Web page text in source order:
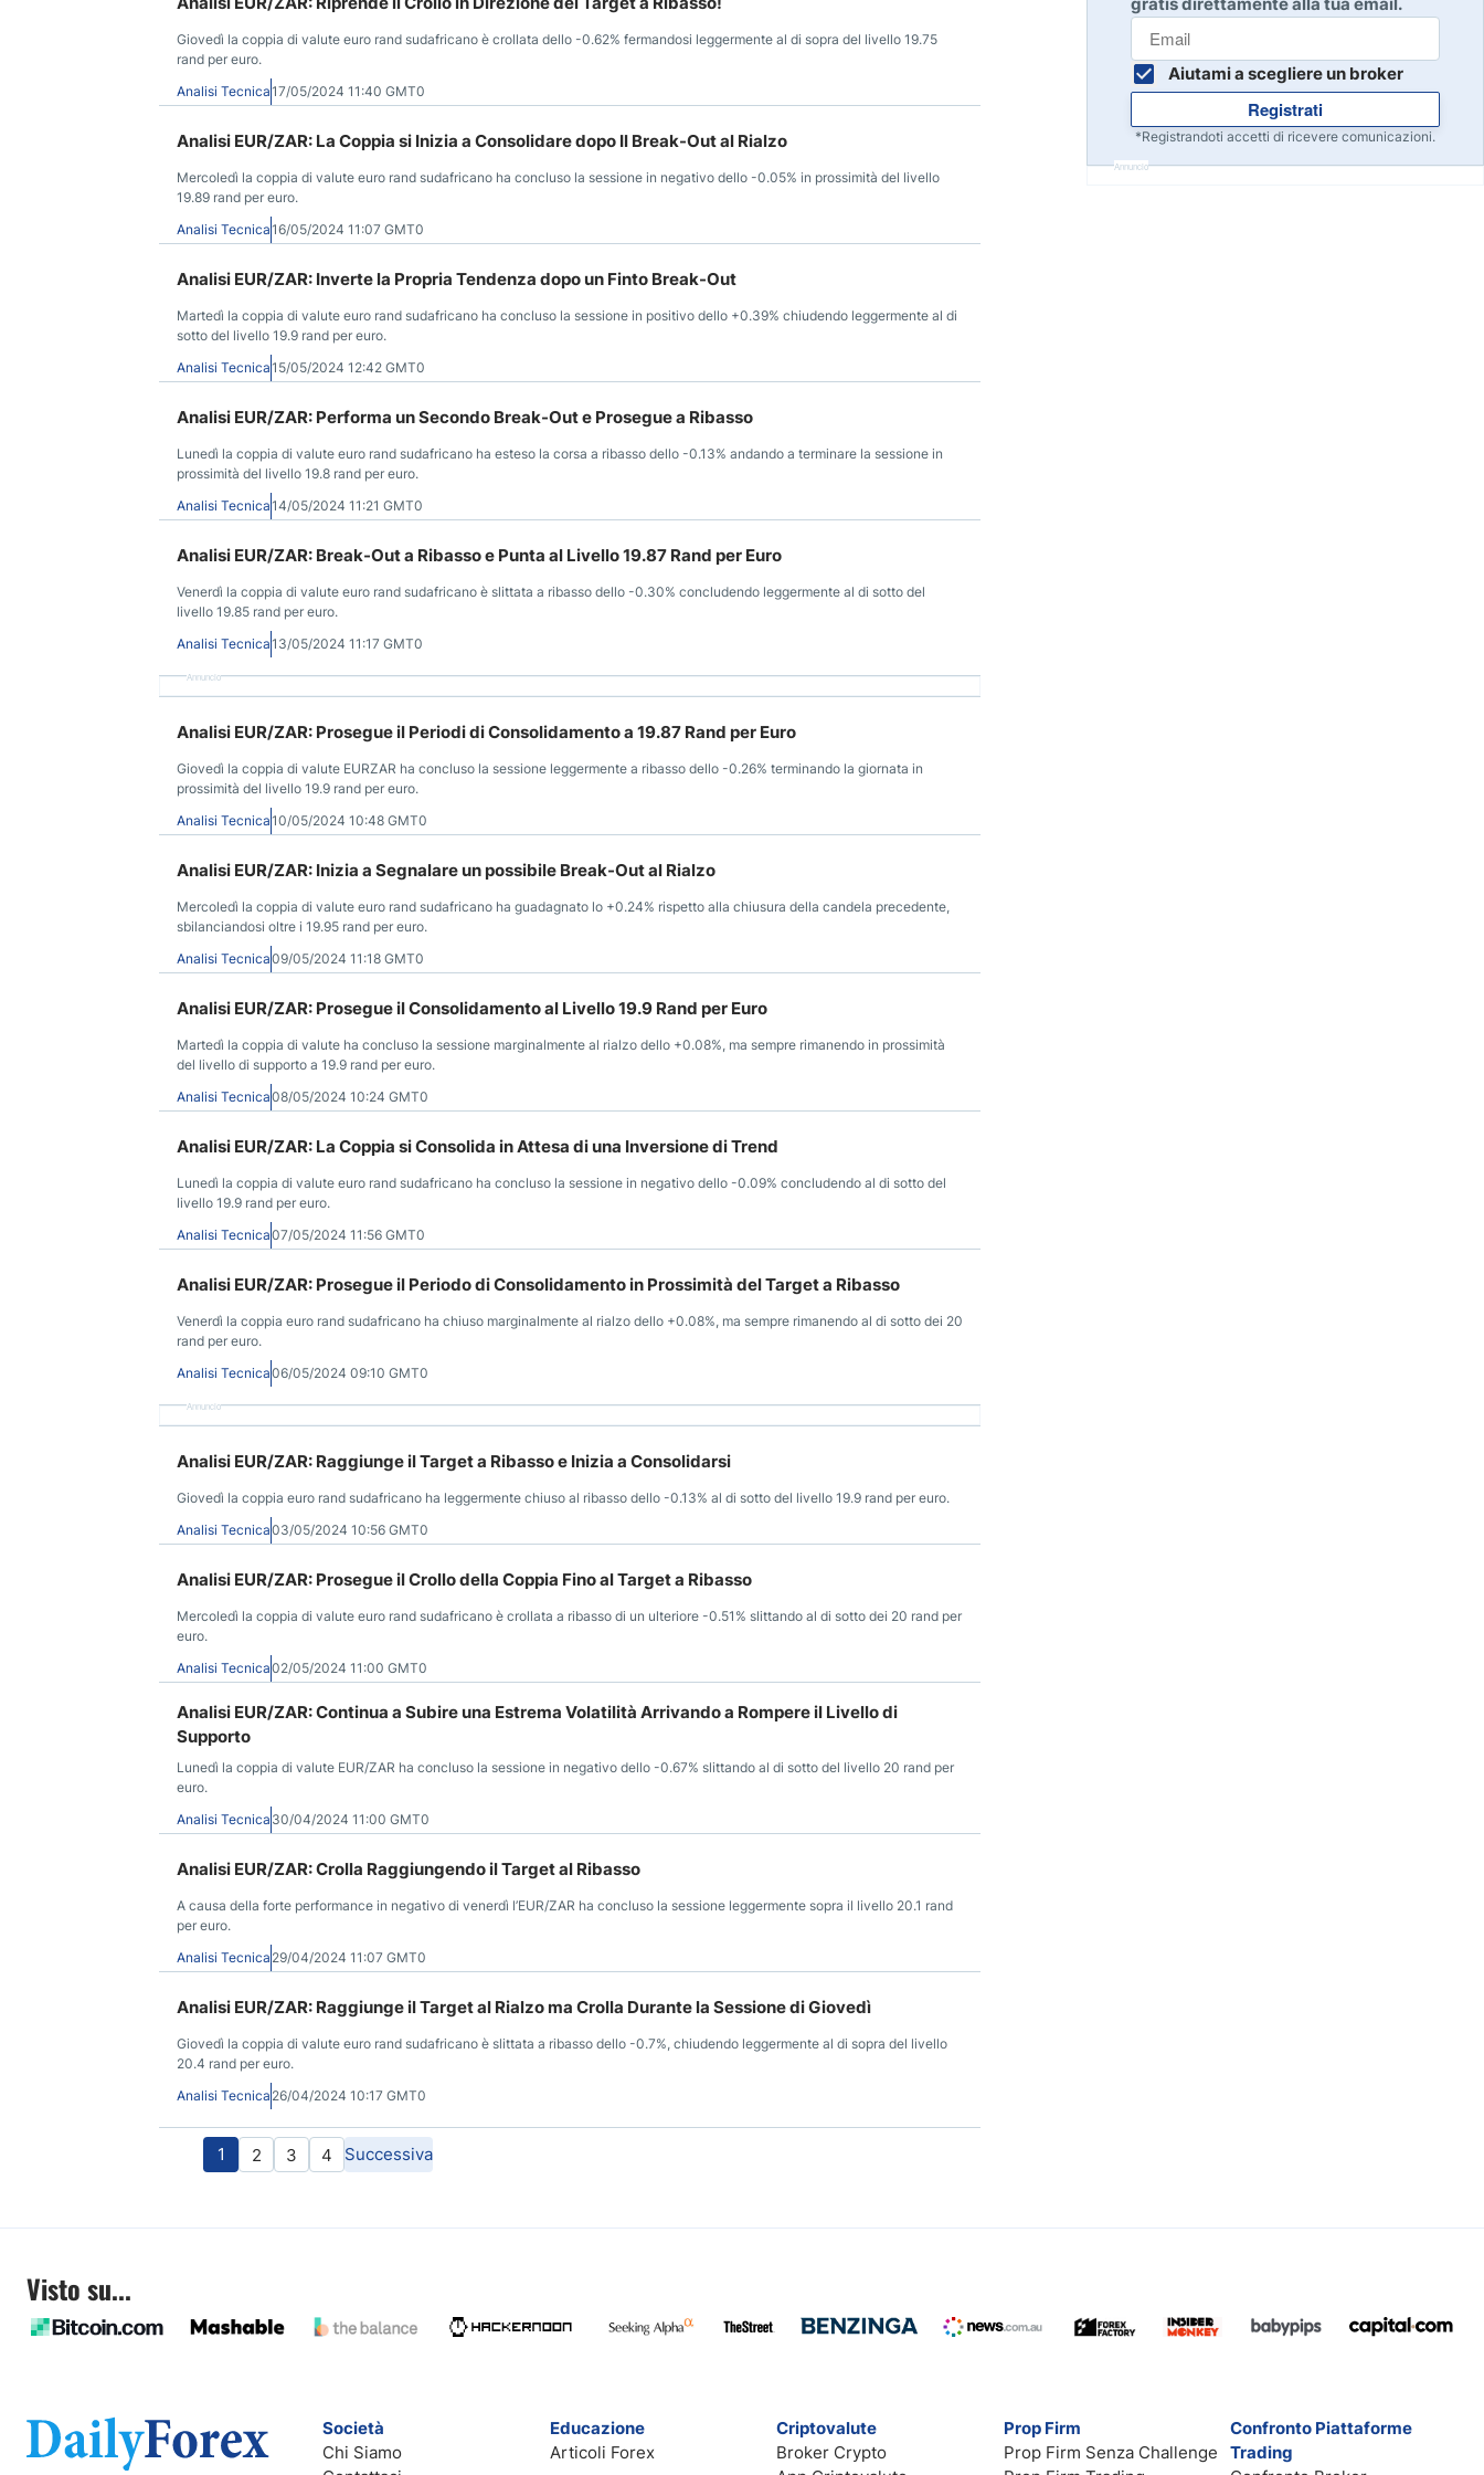
Giovedì la coppia di valute euro rand sudafricano è crollata dello -0.62% fermandosi leggermente al di sopra del livello 19.75
rand per euro.
Analisi Tecnica17/05/2024 11:40 GMT0
Analisi EUR/ZAR: La Coppia si Inizia a Consolidare dopo Il Break-Out al Rialzo
Mercoledì la coppia di valute euro rand sudafricano ha concluso la sessione in negativo dello -0.05% in prossimità del livello
19.89 rand per euro.
Analisi Tecnica16/05/2024 11:07 GMT0
Analisi EUR/ZAR: Inverte la Propria Tendenza dopo un Finto Break-Out
Martedì la coppia di valute euro rand sudafricano ha concluso la sessione in positivo dello +0.39% chiudendo leggermente al di
sotto del livello 19.9 rand per euro.
Analisi Tecnica15/05/2024 12:42 GMT0
Analisi EUR/ZAR: Performa un Secondo Break-Out e Prosegue a Ribasso
Lunedì la coppia di valute euro rand sudafricano ha esteso la corsa a ribasso dello -0.13% andando a terminare la sessione in
prossimità del livello 19.8 rand per euro.
Analisi Tecnica14/05/2024 11:21 GMT0
Analisi EUR/ZAR: Break-Out a Ribasso e Punta al Livello 19.87 Rand per Euro
Venerdì la coppia di valute euro rand sudafricano è slittata a ribasso dello -0.30% concludendo leggermente al di sotto del
livello 19.85 rand per euro.
Analisi Tecnica13/05/2024 11:17 GMT0
Annuncio
Analisi EUR/ZAR: Prosegue il Periodi di Consolidamento a 19.87 Rand per Euro
Giovedì la coppia di valute EURZAR ha concluso la sessione leggermente a ribasso dello -0.26% terminando la giornata in
prossimità del livello 19.9 rand per euro.
Analisi Tecnica10/05/2024 10:48 GMT0
Analisi EUR/ZAR: Inizia a Segnalare un possibile Break-Out al Rialzo
Mercoledì la coppia di valute euro rand sudafricano ha guadagnato lo +0.24% rispetto alla chiusura della candela precedente,
sbilanciandosi oltre i 19.95 rand per euro.
Analisi Tecnica09/05/2024 11:18 GMT0
Analisi EUR/ZAR: Prosegue il Consolidamento al Livello 19.9 Rand per Euro
Martedì la coppia di valute ha concluso la sessione marginalmente al rialzo dello +0.08%, ma sempre rimanendo in prossimità
del livello di supporto a 19.9 rand per euro.
Analisi Tecnica08/05/2024 10:24 GMT0
Analisi EUR/ZAR: La Coppia si Consolida in Attesa di una Inversione di Trend
Lunedì la coppia di valute euro rand sudafricano ha concluso la sessione in negativo dello -0.09% concludendo al di sotto del
livello 19.9 rand per euro.
Analisi Tecnica07/05/2024 11:56 GMT0
Analisi EUR/ZAR: Prosegue il Periodo di Consolidamento in Prossimità del Target a Ribasso
Venerdì la coppia euro rand sudafricano ha chiuso marginalmente al rialzo dello +0.08%, ma sempre rimanendo al di sotto dei 20
rand per euro.
Analisi Tecnica06/05/2024 09:10 GMT0
Annuncio
Analisi EUR/ZAR: Raggiunge il Target a Ribasso e Inizia a Consolidarsi
Giovedì la coppia euro rand sudafricano ha leggermente chiuso al ribasso dello -0.13% al di sotto del livello 19.9 rand per euro.
Analisi Tecnica03/05/2024 10:56 GMT0
Analisi EUR/ZAR: Prosegue il Crollo della Coppia Fino al Target a Ribasso
Mercoledì la coppia di valute euro rand sudafricano è crollata a ribasso di un ulteriore -0.51% slittando al di sotto dei 20 rand per
euro.
Analisi Tecnica02/05/2024 11:00 GMT0
Analisi EUR/ZAR: Continua a Subire una Estrema Volatilità Arrivando a Rompere il Livello di
Supporto
Lunedì la coppia di valute EUR/ZAR ha concluso la sessione in negativo dello -0.67% slittando al di sotto del livello 20 rand per
euro.
Analisi Tecnica 30/04/2024 11:00 GMT0
Analisi EUR/ZAR: Crolla Raggiungendo il Target al Ribasso
A causa della forte performance in negativo di venerdì l’EUR/ZAR ha concluso la sessione leggermente sopra il livello 20.1 rand
per euro.
Analisi Tecnica 29/04/2024 11:07 GMT0
Analisi EUR/ZAR: Raggiunge il Target al Rialzo ma Crolla Durante la Sessione di Giovedì
Giovedì la coppia di valute euro rand sudafricano è slittata a ribasso dello -0.7%, chiudendo leggermente al di sopra del livello
20.4 rand per euro.
Analisi Tecnica 26/04/2024 10:17 GMT0
1 2 3 4 Successiva
Inizia
Inizia
Aiutami a scegliere un broker
Registrati
*Registrandoti accetti di ricevere comunicazioni.
Annuncio
Visto su...
Società
Chi Siamo
Educazione
Articoli Forex
Criptovalute
Broker Crypto
Prop Firm
Prop Firm Senza Challenge
Confronto Piattaforme
Trading